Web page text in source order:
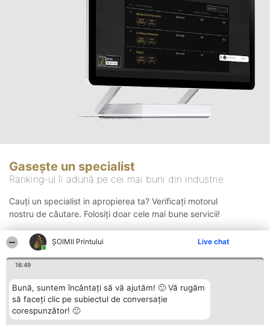
ŞOIMII Printului Live chat
16:49
Bună, suntem încântați să vă ajutăm! 🙂 Vă rugăm
să faceți clic pe subiectul de conversație
corespunzător! 🙂
Gasește un specialist
Ranking-ul îi adună pe cei mai buni din industrie
Cauți un specialist in apropierea ta? Verificați motorul
nostru de căutare. Folosiți doar cele mai bune servicii!